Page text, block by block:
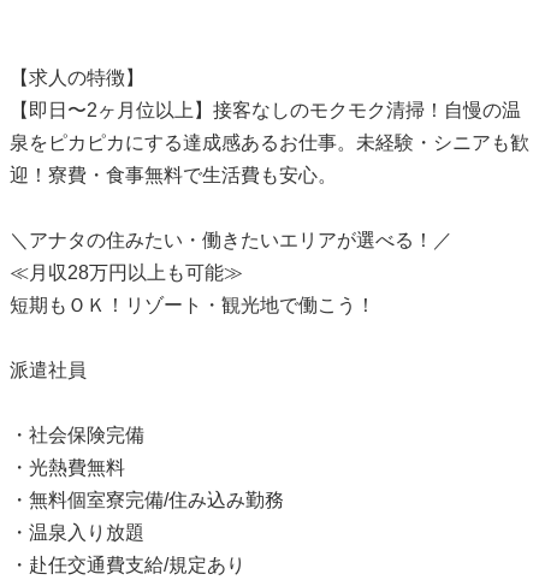
【求人の特徴】
【即日〜2ヶ月位以上】接客なしのモクモク清掃！自慢の温
泉をピカピカにする達成感あるお仕事。未経験・シニアも歓
迎！寮費・食事無料で生活費も安心。
＼アナタの住みたい・働きたいエリアが選べる！／
≪月収28万円以上も可能≫
短期もＯＫ！リゾート・観光地で働こう！
派遣社員
・社会保険完備
・光熱費無料
・無料個室寮完備/住み込み勤務
・温泉入り放題
・赴任交通費支給/規定あり